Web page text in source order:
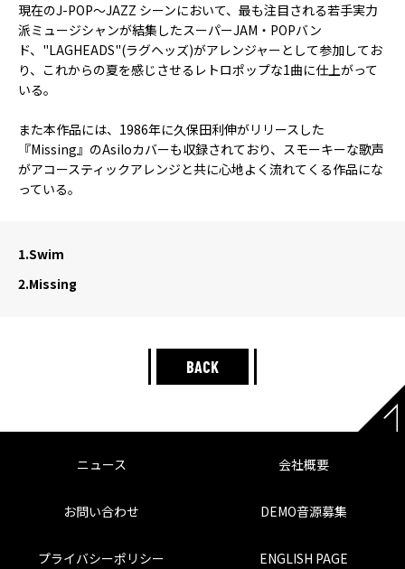
現在のJ-POP～JAZZ シーンにおいて、最も注目される若手実力
派ミュージシャンが結集したスーパーJAM・POPバン
ド、"LAGHEADS"(ラグヘッズ)がアレンジャーとして参加してお
り、これからの夏を感じさせるレトロポップな1曲に仕上がって
いる。
また本作品には、1986年に久保田利伸がリリースした
『Missing』のAsiloカバーも収録されており、スモーキーな歌声
がアコースティックアレンジと共に心地よく流れてくる作品にな
っている。
1.Swim
2.Missing
BACK
ニュース 会社概要
お問い合わせ DEMO音源募集
プライバシーポリシー ENGLISH PAGE